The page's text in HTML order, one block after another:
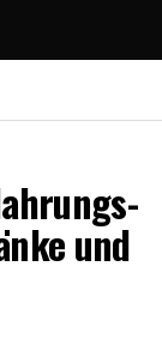
und